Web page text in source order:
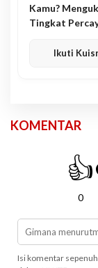
Kamu?
Tingkat
Ikuti
KOMENTAR
👍
0
Isi komentar